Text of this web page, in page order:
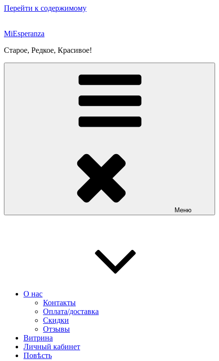
Перейти к содержимому
MiEsperanza
Старое, Редкое, Красивое!
Меню
О нас
Контакты
Оплата/доставка
Скидки
Отзывы
Витрина
Личный кабинет
Повѣсть